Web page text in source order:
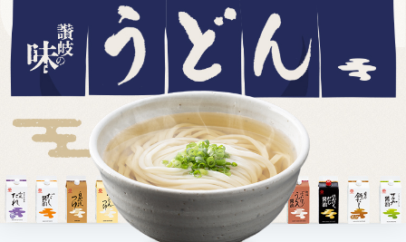
自由な詰め合わせ
商品の選び方
特集
ご利用ガイド 安全・安心への取り組み